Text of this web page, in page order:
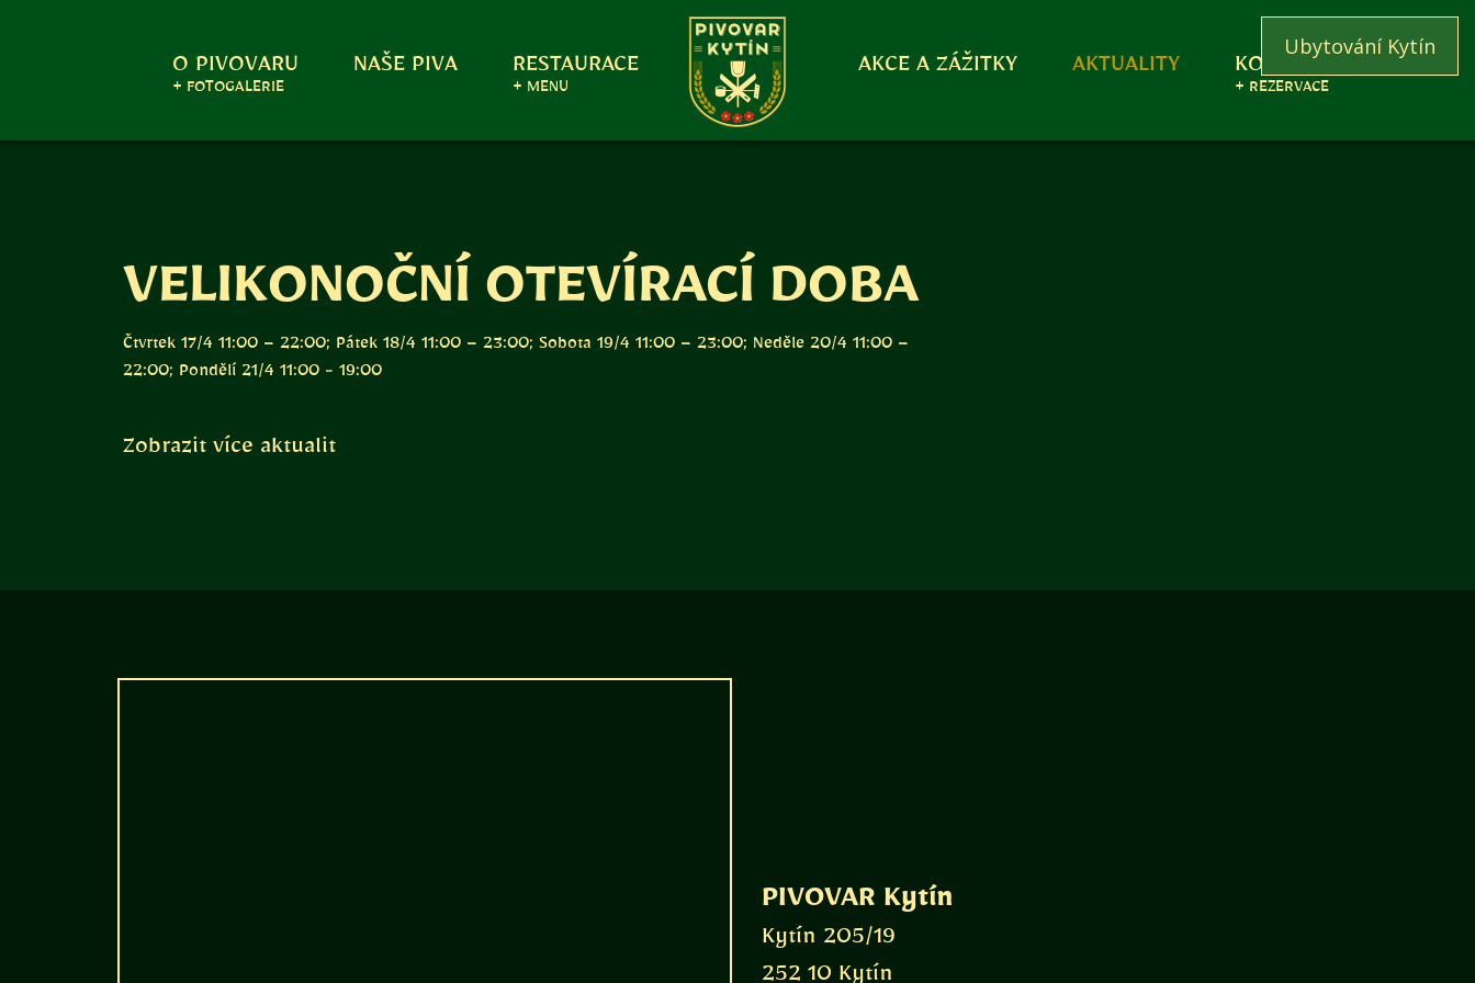
+ FOTOGALERIE
O PIVOVARU NAŠE PIVA
+ MENU
RESTAURACE AKCE A ZÁŽITKY AKTUALITY
+ REZERVACE
KONTAKT
Ubytování Kytín
VELIKONOČNÍ OTEVÍRACÍ DOBA
Čtvrtek 17/4 11:00 – 22:00; Pátek 18/4 11:00 – 23:00; Sobota 19/4 11:00 – 23:00; Neděle 20/4 11:00 –
22:00; Pondělí 21/4 11:00 - 19:00
Zobrazit více aktualit
PIVOVAR Kytín
Kytín 205/19